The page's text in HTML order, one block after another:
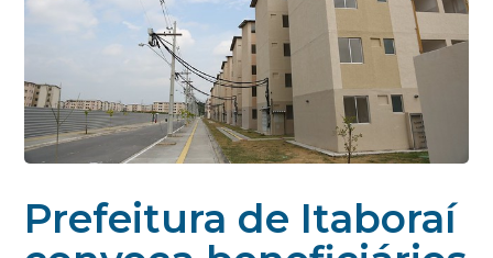
Prefeitura de Itaboraí